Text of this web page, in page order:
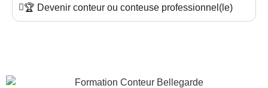
🏆 Devenir conteur ou conteuse professionnel(le)